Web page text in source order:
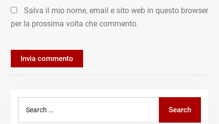
Salva il mio nome, email e sito web in questo browser
per la prossima volta che commento.
Search